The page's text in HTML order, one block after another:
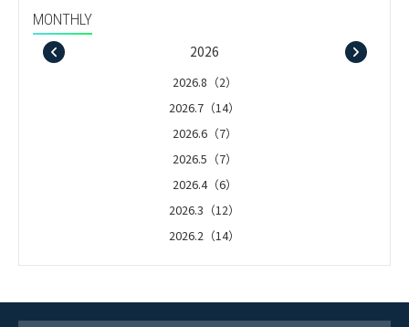
MONTHLY
2026
2026.8（2）
2026.7（14）
2026.6（7）
2026.5（7）
2026.4（6）
2026.3（12）
2026.2（14）
2026.1（5）